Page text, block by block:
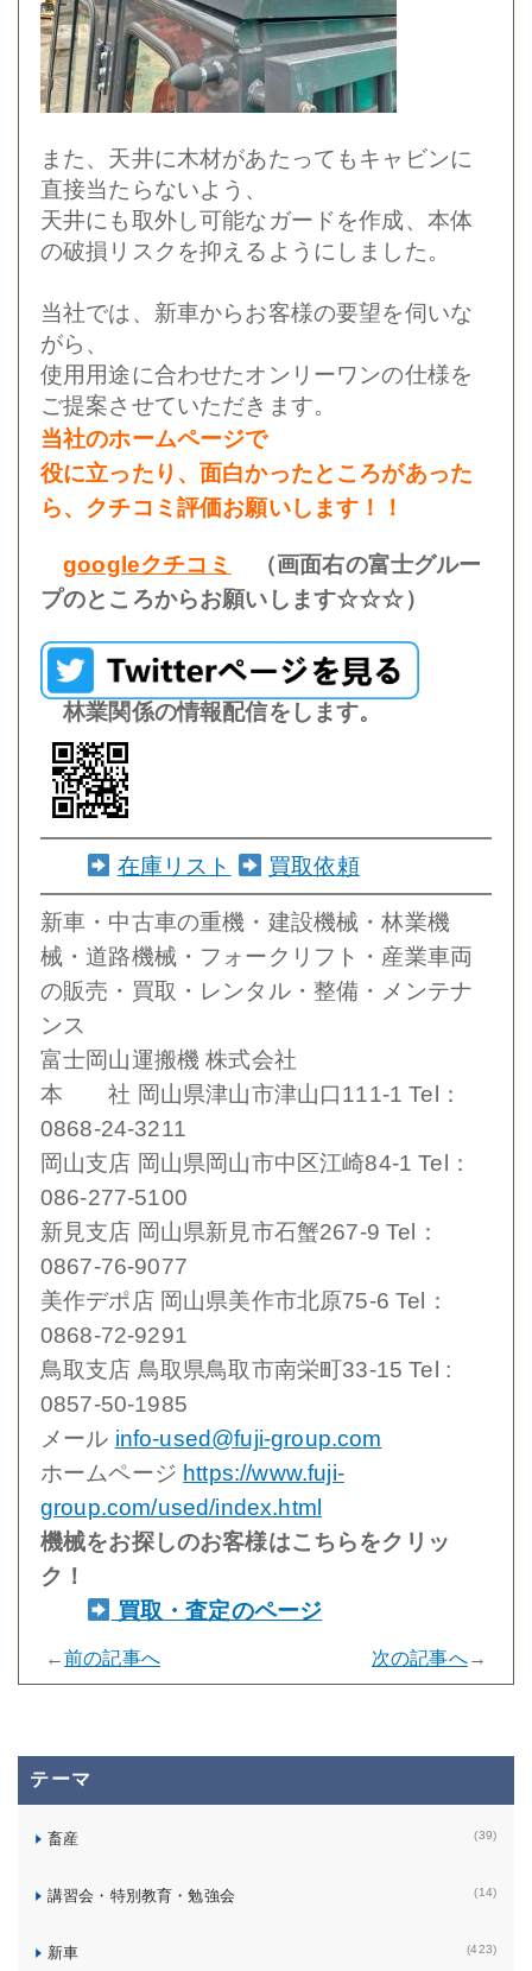
また、天井に木材があたってもキャビンに
直接当たらないよう、
天井にも取外し可能なガードを作成、本体
の破損リスクを抑えるようにしました。
当社では、新車からお客様の要望を伺いな
がら、
使用用途に合わせたオンリーワンの仕様を
ご提案させていただきます。
当社のホームページで
役に立ったり、面白かったところがあった
ら、クチコミ評価お願いします！！
googleクチコミ
（画面右の富士グルー
プのところからお願いします☆☆☆）
林業関係の情報配信をします。
在庫リスト 買取依頼
新車・中古車の重機・建設機械・林業機
械・道路機械・フォークリフト・産業車両
の販売・買取・レンタル・整備・メンテナ
ンス
富士岡山運搬機 株式会社
本 社 岡山県津山市津山口111-1 Tel：
0868-24-3211
岡山支店 岡山県岡山市中区江崎84-1 Tel：
086-277-5100
新見支店 岡山県新見市石蟹267-9 Tel：
0867-76-9077
美作デポ店 岡山県美作市北原75-6 Tel：
0868-72-9291
鳥取支店 鳥取県鳥取市南栄町33-15 Tel :
0857-50-1985
メール info-used@fuji-group.com
ホームページ https://www.fuji-
group.com/used/index.html
機械をお探しのお客様はこちらをクリッ
ク！
買取・査定のページ
←前の記事へ 次の記事へ→
テーマ
畜産 (39)
講習会・特別教育・勉強会 (14)
新車 (423)